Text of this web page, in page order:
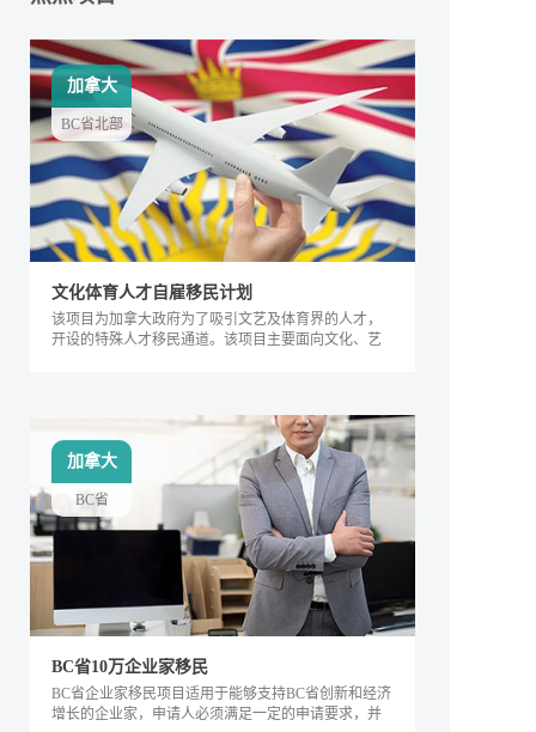
文化体育人才自雇移民计划
该项目为加拿大政府为了吸引文艺及体育界的人才，
开设的特殊人才移民通道。该项目主要面向文化、艺
成为特殊类人才的热门移民项目。
加拿大
BC省北部
BC省10万企业家移民
BC省企业家移民项目适用于能够支持BC省创新和经济
增长的企业家，申请人必须满足一定的申请要求，并
加拿大
BC省